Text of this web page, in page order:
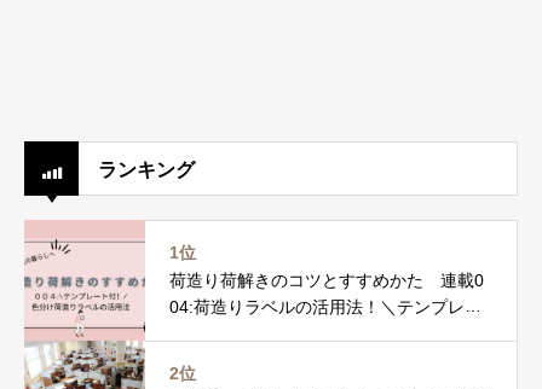
ランキング
1位
荷造り荷解きのコツとすすめかた 連載0
04:荷造りラベルの活用法！＼テンプレー
2位